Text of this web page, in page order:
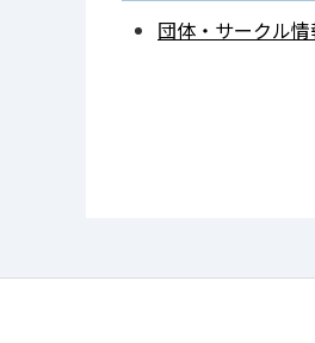
団体・サークル